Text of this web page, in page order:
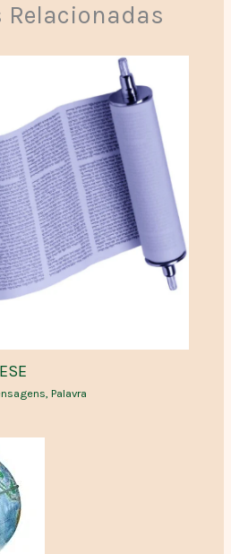
Relacionadas
Palavra